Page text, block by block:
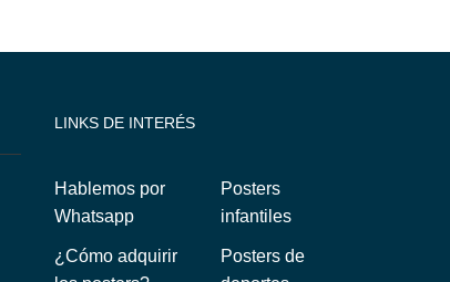
LINKS DE INTERÉS
Hablemos por
Whatsapp
¿Cómo adquirir
Posters
infantiles
Posters de